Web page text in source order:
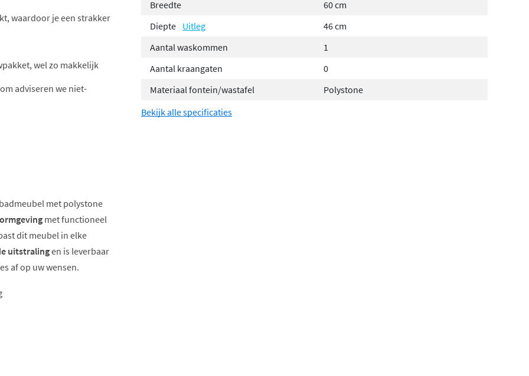
waardoor je een strakker
wel zo makkelijk
adviseren we niet-
met polystone
met functioneel
dit meubel in elke
uitstralingen is leverbaar
af op uw wensen.
Breedte
60 cm
Diepte Uitleg
46 cm
Aantal waskommen
1
Aantal kraangaten
0
Materiaal fontein/wastafel
Polystone
Bekijk alle specificaties